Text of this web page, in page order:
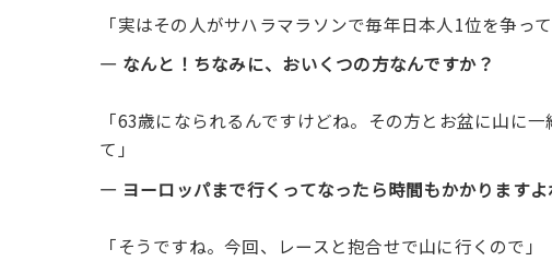
「実はその人がサハラマラソンで毎年日本人1位を争っ
― なんと！ちなみに、おいくつの方なんですか？
「63歳になられるんですけどね。その方とお盆に山に
て」
― ヨーロッパまで行くってなったら時間もかかりますよ
「そうですね。今回、レースと抱合せで山に行くので」